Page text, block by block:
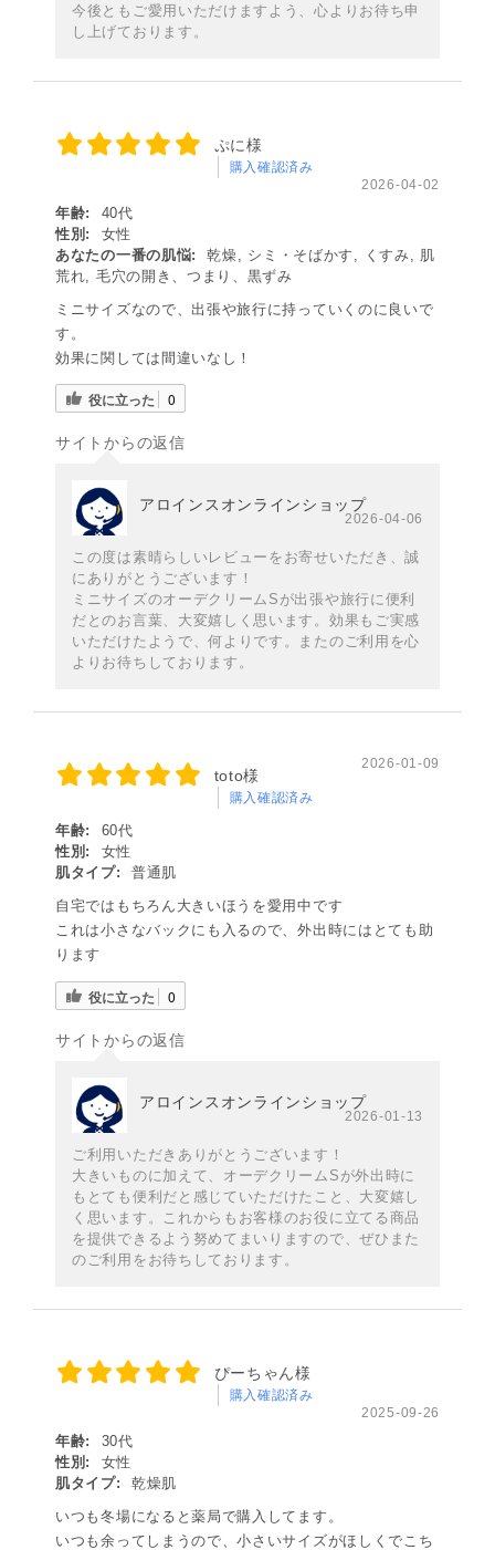
今後ともご愛用いただけますよう、心よりお待ち申
し上げております。
ぷに様
購入確認済み
2026-04-02
年齢:
40代
性別:
女性
あなたの一番の肌悩:
乾燥, シミ・そばかす, くすみ, 肌
荒れ, 毛穴の開き、つまり、黒ずみ
ミニサイズなので、出張や旅行に持っていくのに良いで
す。
効果に関しては間違いなし！
役に立った 0
サイトからの返信
アロインスオンラインショップ
2026-04-06
この度は素晴らしいレビューをお寄せいただき、誠
にありがとうございます！
ミニサイズのオーデクリームSが出張や旅行に便利
だとのお言葉、大変嬉しく思います。効果もご実感
いただけたようで、何よりです。またのご利用を心
よりお待ちしております。
toto様
購入確認済み
2026-01-09
年齢:
60代
性別:
女性
肌タイプ:
普通肌
自宅ではもちろん大きいほうを愛用中です
これは小さなバックにも入るので、外出時にはとても助
ります
役に立った 0
サイトからの返信
アロインスオンラインショップ
2026-01-13
ご利用いただきありがとうございます！
大きいものに加えて、オーデクリームSが外出時に
もとても便利だと感じていただけたこと、大変嬉し
く思います。これからもお客様のお役に立てる商品
を提供できるよう努めてまいりますので、ぜひまた
のご利用をお待ちしております。
ぴーちゃん様
購入確認済み
2025-09-26
年齢:
30代
性別:
女性
肌タイプ:
乾燥肌
いつも冬場になると薬局で購入してます。
いつも余ってしまうので、小さいサイズがほしくでこち